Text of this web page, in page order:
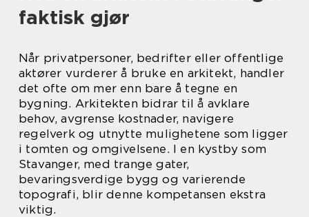
faktisk gjør
Når privatpersoner, bedrifter eller offentlige
aktører vurderer å bruke en arkitekt, handler
det ofte om mer enn bare å tegne en
bygning. Arkitekten bidrar til å avklare
behov, avgrense kostnader, navigere
regelverk og utnytte mulighetene som ligger
i tomten og omgivelsene. I en kystby som
Stavanger, med trange gater,
bevaringsverdige bygg og varierende
topografi, blir denne kompetansen ekstra
viktig.